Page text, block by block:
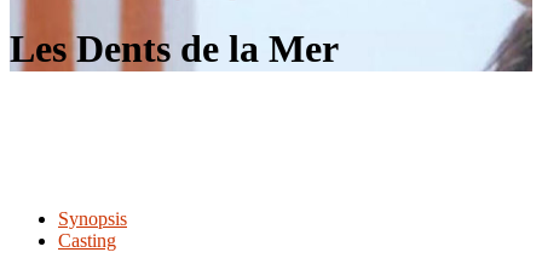
Les Dents de la Mer
Synopsis
Casting